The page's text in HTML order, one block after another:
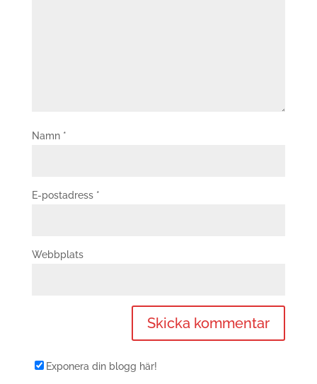
Namn *
E-postadress *
Webbplats
Exponera din blogg här!